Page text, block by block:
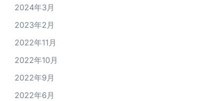
2024年3月
2023年2月
2022年11月
2022年10月
2022年9月
2022年6月